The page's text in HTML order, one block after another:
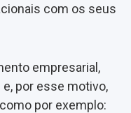
com os seus
empresarial,
por esse motivo,
por exemplo: